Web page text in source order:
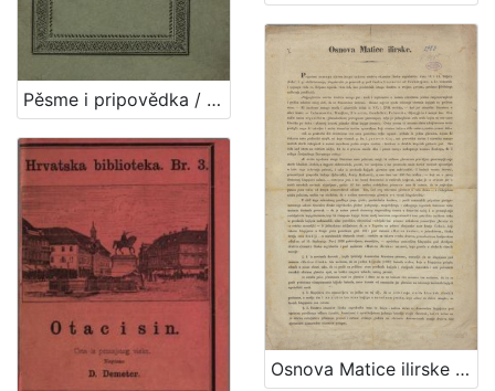
Pěsme i pripovědka / od Ljud. Vukotinovića
Osnova Matice ilirske / od ravniteljstva družtva čitaonice ilirske zagrebačke